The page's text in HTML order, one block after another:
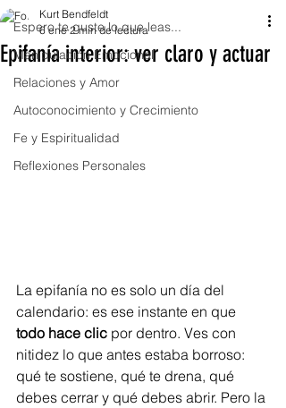
Espero te guste lo que leas...
Manipulación Emocional
Relaciones y Amor
Autoconocimiento y Crecimiento
Fe y Espiritualidad
Reflexiones Personales
Epifanía interior: ver claro y actuar
Kurt Bendfeldt
6 ene 2 min de lectura
La epifanía no es solo un día del
calendario: es ese instante en que
todo hace clic por dentro. Ves con
nitidez lo que antes estaba borroso:
qué te sostiene, qué te drena, qué
debes cerrar y qué debes abrir. Pero la